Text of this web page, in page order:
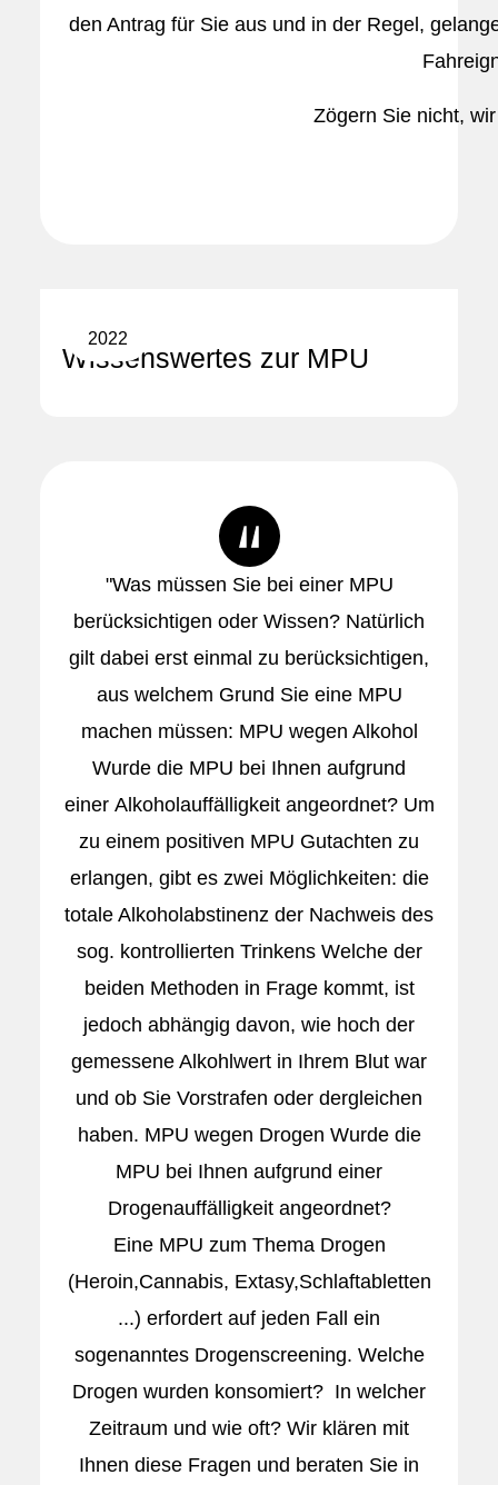
den Antrag für Sie aus und in der Regel,
Zögern Sie nicht,
2022
Wissenswertes zur MPU
"Was müssen Sie bei einer MPU
berücksichtigen oder Wissen? Natürlich
gilt dabei erst einmal zu berücksichtigen,
aus welchem Grund Sie eine MPU
machen müssen: MPU wegen Alkohol
Wurde die MPU bei Ihnen aufgrund
einer Alkoholauffälligkeit angeordnet? Um
zu einem positiven MPU Gutachten zu
erlangen, gibt es zwei Möglichkeiten: die
totale Alkoholabstinenz der Nachweis des
sog. kontrollierten Trinkens Welche der
beiden Methoden in Frage kommt, ist
jedoch abhängig davon, wie hoch der
gemessene Alkohlwert in Ihrem Blut war
und ob Sie Vorstrafen oder dergleichen
haben. MPU wegen Drogen Wurde die
MPU bei Ihnen aufgrund einer
Drogenauffälligkeit angeordnet?
Eine MPU zum Thema Drogen
(Heroin,Cannabis, Extasy,Schlaftabletten
...) erfordert auf jeden Fall ein
sogenanntes Drogenscreening. Welche
Drogen wurden konsomiert? In welcher
Zeitraum und wie oft? Wir klären mit
Ihnen diese Fragen und beraten Sie in